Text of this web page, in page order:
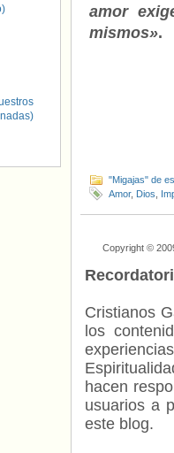
amor
mismos».
"Migajas" de
Amor, Dios
Copyright ©
Cristianos
los
hacen
usuarios a
este blog.